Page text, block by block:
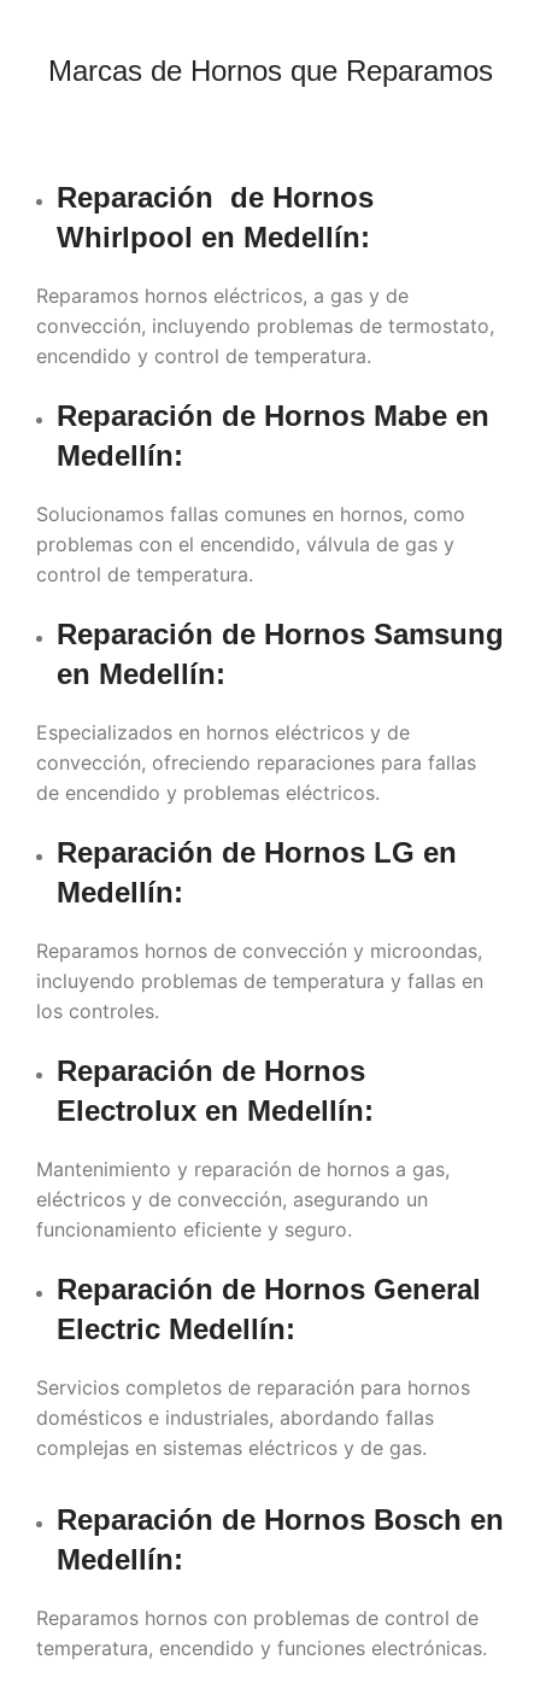
Marcas de Hornos que Reparamos
Reparación de Hornos
Whirlpool en Medellín:
Reparamos hornos eléctricos, a gas y de
convección, incluyendo problemas de termostato,
encendido y control de temperatura.
Reparación de Hornos Mabe en
Medellín:
Solucionamos fallas comunes en hornos, como
problemas con el encendido, válvula de gas y
control de temperatura.
Reparación de Hornos Samsung
en Medellín:
Especializados en hornos eléctricos y de
convección, ofreciendo reparaciones para fallas
de encendido y problemas eléctricos.
Reparación de Hornos LG en
Medellín:
Reparamos hornos de convección y microondas,
incluyendo problemas de temperatura y fallas en
los controles.
Reparación de Hornos
Electrolux en Medellín:
Mantenimiento y reparación de hornos a gas,
eléctricos y de convección, asegurando un
funcionamiento eficiente y seguro.
Reparación de Hornos General
Electric Medellín:
Servicios completos de reparación para hornos
domésticos e industriales, abordando fallas
complejas en sistemas eléctricos y de gas.
Reparación de Hornos Bosch en
Medellín:
Reparamos hornos con problemas de control de
temperatura, encendido y funciones electrónicas.